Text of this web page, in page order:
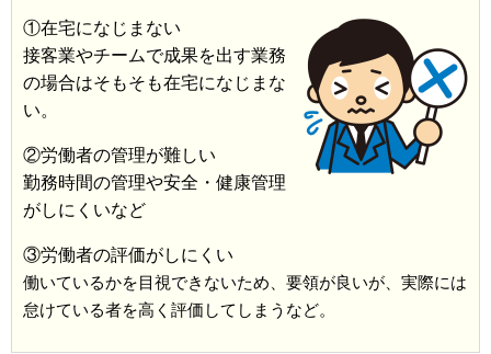
①在宅になじまない
接客業やチームで成果を出す業務
の場合はそもそも在宅になじまな
い。
②労働者の管理が難しい
勤務時間の管理や安全・健康管理
がしにくいなど
③労働者の評価がしにくい
働いているかを目視できないため、要領が良いが、実際には
怠けている者を高く評価してしまうなど。